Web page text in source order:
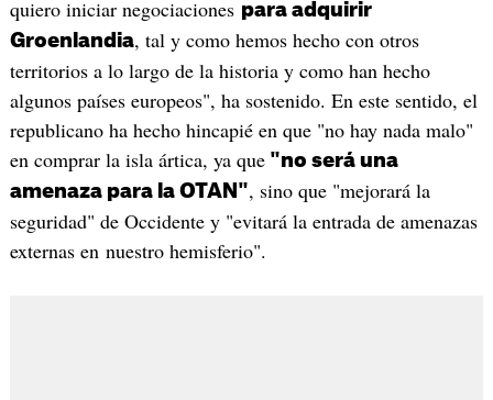
quiero iniciar negociaciones para adquirir
Groenlandia, tal y como hemos hecho con otros
territorios a lo largo de la historia y como han hecho
algunos países europeos", ha sostenido. En este sentido, el
republicano ha hecho hincapié en que "no hay nada malo"
en comprar la isla ártica, ya que"no será una
amenaza para la OTAN", sino que "mejorará la
seguridad" de Occidente y "evitará la entrada de amenazas
externas en nuestro hemisferio".